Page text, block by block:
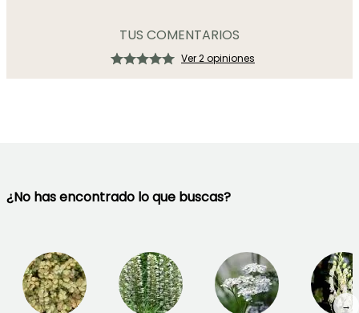
TUS COMENTARIOS
Ver 2 opiniones
¿No has encontrado lo que buscas?
→